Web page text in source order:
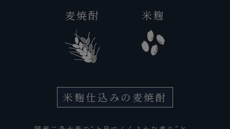
麦焼酎 米麹
米麹仕込みの麦焼酎